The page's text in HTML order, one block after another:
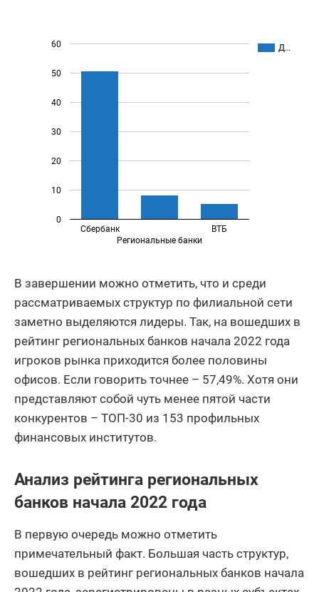
Д…
Сбербанк
Региональные банки
ВТБ
0
10
20
30
40
50
60
В завершении можно отметить, что и среди
рассматриваемых структур по филиальной сети
заметно выделяются лидеры. Так, на вошедших в
рейтинг региональных банков начала 2022 года
игроков рынка приходится более половины
офисов. Если говорить точнее – 57,49%. Хотя они
представляют собой чуть менее пятой части
конкурентов – ТОП-30 из 153 профильных
финансовых институтов.
Анализ рейтинга региональных
банков начала 2022 года
В первую очередь можно отметить
примечательный факт. Большая часть структур,
вошедших в рейтинг региональных банков начала